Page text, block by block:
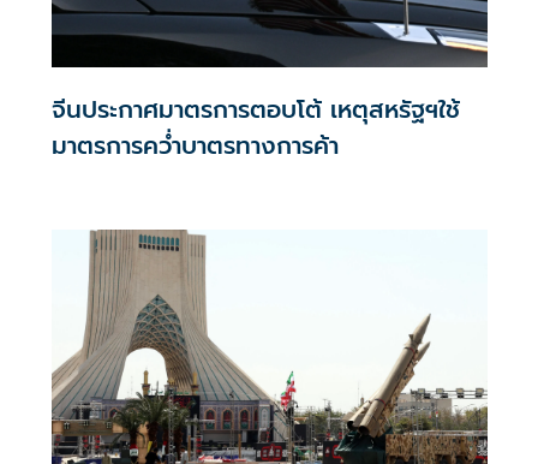
จีนประกาศมาตรการตอบโต้ เหตุสหรัฐฯใช้
มาตรการคว่ำบาตรทางการค้า